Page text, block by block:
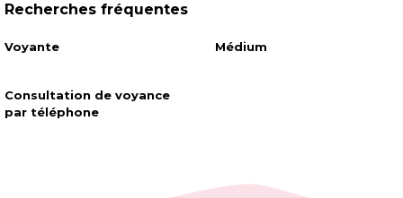
Recherches fréquentes
Voyante Médium
Consultation de voyance
par téléphone